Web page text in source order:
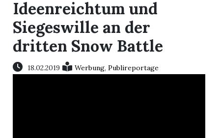
Events
Ideenreichtum und
Siegeswille an der
dritten Snow Battle
18.02.2019 Werbung,Publireportage